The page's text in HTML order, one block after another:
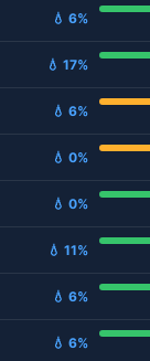
💧 6%
💧 17%
💧 6%
💧 0%
💧 0%
💧 11%
💧 6%
💧 6%